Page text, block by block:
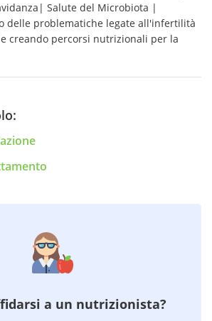
Salute del Microbiota |
delle problematiche legate all'infertilità
creando percorsi nutrizionali per la
a un nutrizionista?